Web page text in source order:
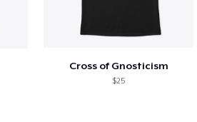
Cross of Gnosticism
$25